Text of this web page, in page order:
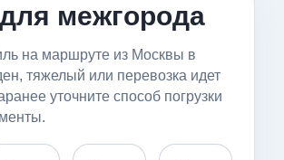
межгорода
на маршруте из Москвы в
тяжелый или перевозка идет
уточните способ погрузки